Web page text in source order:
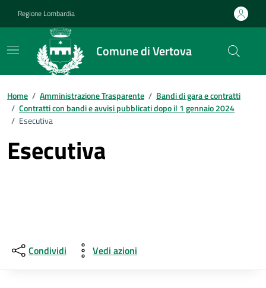
Regione Lombardia
Comune di Vertova
Home / Amministrazione Trasparente / Bandi di gara e contratti
/ Contratti con bandi e avvisi pubblicati dopo il 1 gennaio 2024
/ Esecutiva
Esecutiva
Condividi Vedi azioni